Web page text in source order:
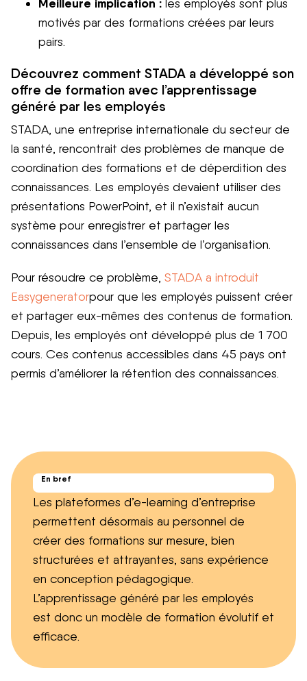
les employés sont plus
motivés par des formations créées par leurs
pairs.
Découvrez comment STADA a développé son
offre de formation avec l’apprentissage
généré par les employés
STADA, une entreprise internationale du secteur de
la santé, rencontrait des problèmes de manque de
coordination des formations et de déperdition des
connaissances. Les employés devaient utiliser des
présentations PowerPoint, et il n’existait aucun
système pour enregistrer et partager les
connaissances dans l’ensemble de l’organisation.
Pour résoudre ce problème, STADA a introduit
Easygeneratorpour que les employés puissent créer
et partager eux-mêmes des contenus de formation.
Depuis, les employés ont développé plus de 1 700
cours. Ces contenus accessibles dans 45 pays ont
permis d’améliorer la rétention des connaissances.
En bref
Les plateformes d’e-learning d’entreprise
permettent désormais au personnel de
créer des formations sur mesure, bien
structurées et attrayantes, sans expérience
en conception pédagogique.
L’apprentissage généré par les employés
est donc un modèle de formation évolutif et
efficace.